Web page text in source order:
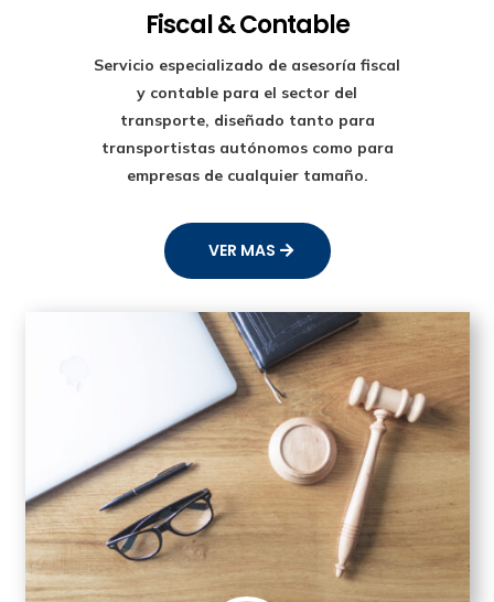
Fiscal & Contable
Servicio especializado de asesoría fiscal
y contable para el sector del
transporte, diseñado tanto para
transportistas autónomos como para
empresas de cualquier tamaño.
VER MAS